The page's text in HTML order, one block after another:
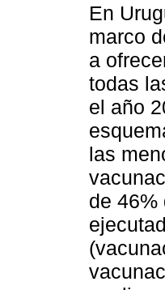
En
marco
a
todas
el año
las
de 46%